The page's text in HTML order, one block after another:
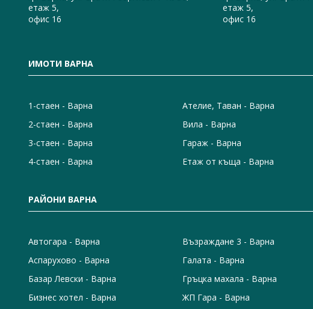
етаж 5,
офис 16
етаж 5,
офис 16
ИМОТИ ВАРНА
1-стаен - Варна
2-стаен - Варна
3-стаен - Варна
4-стаен - Варна
Ателие, Таван - Варна
Вила - Варна
Гараж - Варна
Етаж от къща - Варна
РАЙОНИ ВАРНА
Автогара - Варна
Аспарухово - Варна
Базар Левски - Варна
Бизнес хотел - Варна
Възраждане 3 - Варна
Галата - Варна
Гръцка махала - Варна
ЖП Гара - Варна